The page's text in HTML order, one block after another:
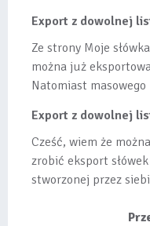
Export z dowolnej
Ze strony Moje słówka
można już
Natomiast masowego
bo wiąże się...
Export z dowolnej
Cześć, wiem że można
zrobić eksport słówek
stworzonej przez